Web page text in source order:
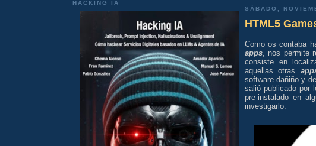
HACKING IA
SÁBADO,
HTML5
Como os contaba
apps , nos permite
consiste en
aquellas otras
software dañiño y
salió publicado por
pre-instalado en
investigarlo.